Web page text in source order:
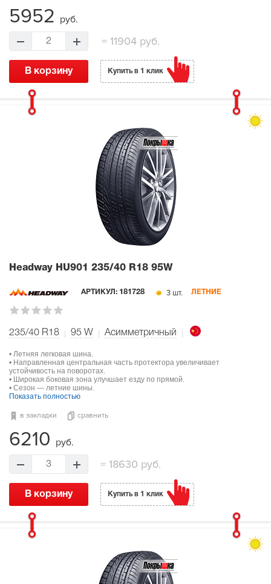
5952 руб.
2 =11904 руб.
В корзину Купить в 1 клик
Headway HU901 235/40 R18 95W
АРТИКУЛ: 181728 3 шт. ЛЕТНИЕ
235/40 R18 95 W Асимметричный
• Летняя легковая шина.
• Направленная центральная часть протектора увеличивает
устойчивость на поворотах.
• Широкая боковая зона улучшает езду по прямой.
• Сезон — летние шины.
Показать полностью
в закладки сравнить
6210 руб.
3 =18630 руб.
В корзину Купить в 1 клик